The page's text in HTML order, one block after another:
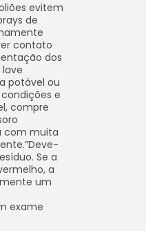
evitem
de
contato
dos
potável ou
e
compre
com muita
Se a
a
um
exame